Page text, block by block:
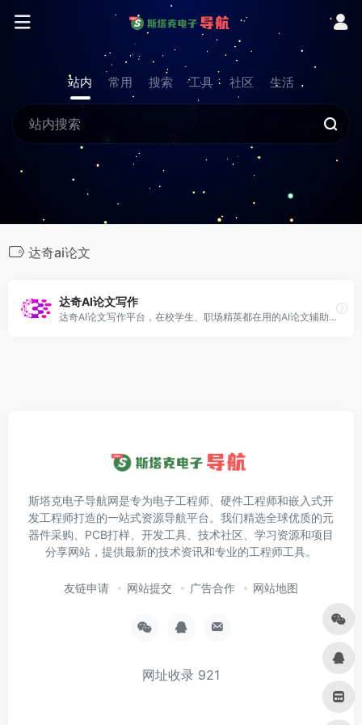
站内 常用 搜索 工具 社区 生活
达奇ai论文
达奇AI论文写作
达奇AI论文写作平台，在校学生、职场精英都在用的AI论文辅助写作平台
斯塔克电子导航网是专为电子工程师、硬件工程师和嵌入式开
发工程师打造的一站式资源导航平台。我们精选全球优质的元
器件采购、PCB打样、开发工具、技术社区、学习资源和项目
分享网站，提供最新的技术资讯和专业的工程师工具。
友链申请 网站提交 广告合作 网站地图
网址收录 921